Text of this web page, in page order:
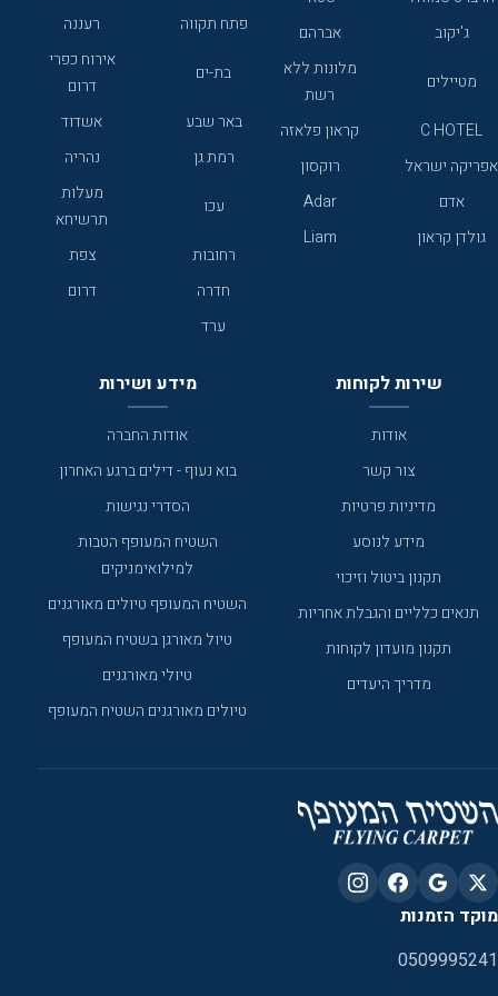
ג'יקוב
אברהם
מטיילים
מלונות ללא
רשת
C HOTEL
קראון פלאזה
אפריקה ישראל
רוקסון
אדם
Adar
גולדן קראון
Liam
פתח תקווה
רעננה
בת-ים
אירוח כפרי
דרום
באר שבע
אשדוד
רמת גן
נהריה
עכו
מעלות
תרשיחא
רחובות
צפת
חדרה
דרום
ערד
שירות לקוחות
אודות
צור קשר
מדיניות פרטיות
מידע לנוסע
תקנון ביטול וזיכוי
תנאים כלליים והגבלת אחריות
תקנון מועדון לקוחות
מדריך היעדים
מידע ושירות
אודות החברה
בוא נעוף - דילים ברגע האחרון
הסדרי נגישות
השטיח המעופף הטבות
למילואימניקים
השטיח המעופף טיולים מאורגנים
טיול מאורגן בשטיח המעופף
טיולי מאורגנים
טיולים מאורגנים השטיח המעופף
מוקד הזמנות
0509995241